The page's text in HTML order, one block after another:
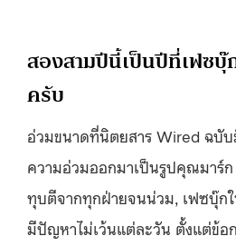
สองสามปีนี้เป็นปีที่เฟซบุ๊
ครับ
อ่วมขนาดที่นิตยสาร Wired ฉบั
ความอ่วมออกมาเป็นรูปคุณมาร์ก
ทุบตีจากทุกฝ่ายจนน่วม, เฟซบุ๊ก
มีปัญหาไม่เว้นแต่ละวัน ตั้งแต่ข้อ